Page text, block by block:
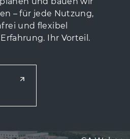
– für jede Nutzung,
und flexibel
Ihr Vorteil.